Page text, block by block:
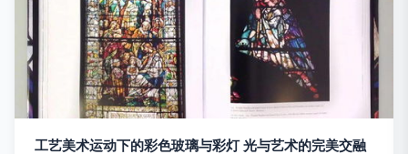
工艺美术运动下的彩色玻璃与彩灯 光与艺术的完美交融